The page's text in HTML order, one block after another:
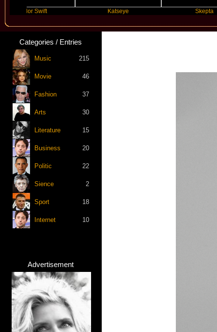
Categories / Entries
Music 215
Movie 46
Fashion 37
Arts 30
Literature 15
Business 20
Politic 22
Sience 2
Sport 18
Internet 10
Advertisement